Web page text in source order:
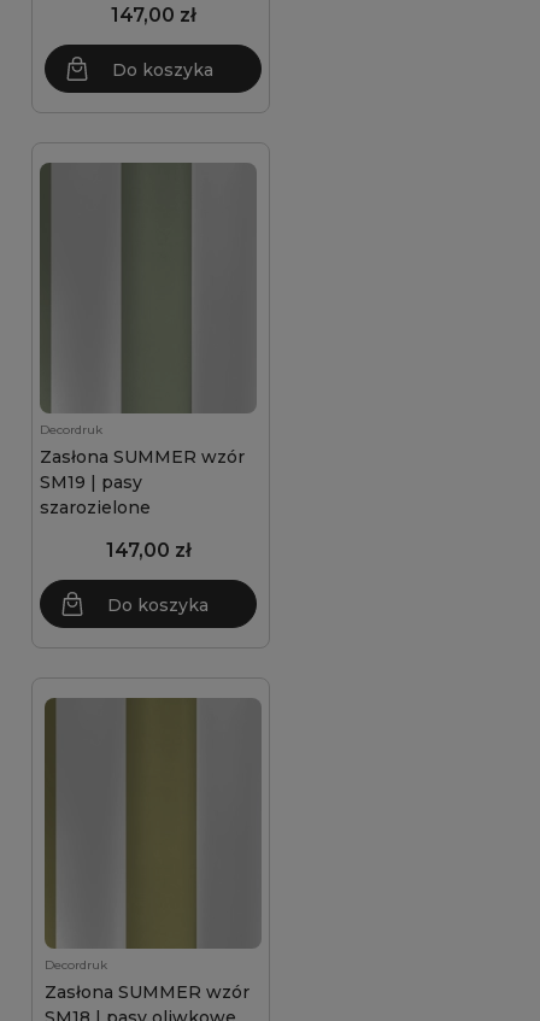
147,00 zł
Do koszyka
Decordruk
Zasłona SUMMER wzór
SM19 | pasy
szarozielone
147,00 zł
Do koszyka
Decordruk
Zasłona SUMMER wzór